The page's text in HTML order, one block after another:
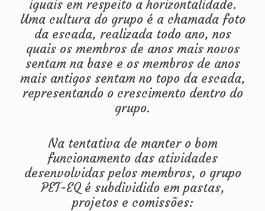
iguais em respeito a horizontalidade.
Uma cultura do grupo é a chamada foto
da escada, realizada todo ano, nos
quais os membros de anos mais novos
sentam na base e os membros de anos
mais antigos sentam no topo da escada,
representando o crescimento dentro do
grupo.
Na tentativa de manter o bom
funcionamento das atividades
desenvolvidas pelos membros, o grupo
PET-EQ é subdividido em pastas,
projetos e comissões: